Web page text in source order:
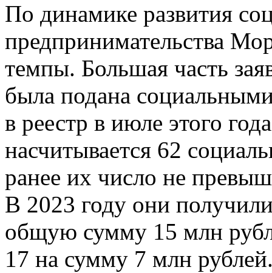
По динамике развития
предпринимательства
темпы. Большая часть
была подана
в реестр в июле этого
насчитывается 62
ранее их число не
В 2023 году они
общую сумму 15 млн
17 на сумму 7 млн